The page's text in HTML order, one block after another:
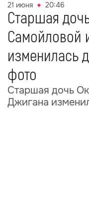
21 июня 20:46
Старшая
Самойловой
изменилась
фото
Старшая дочь
Джигана